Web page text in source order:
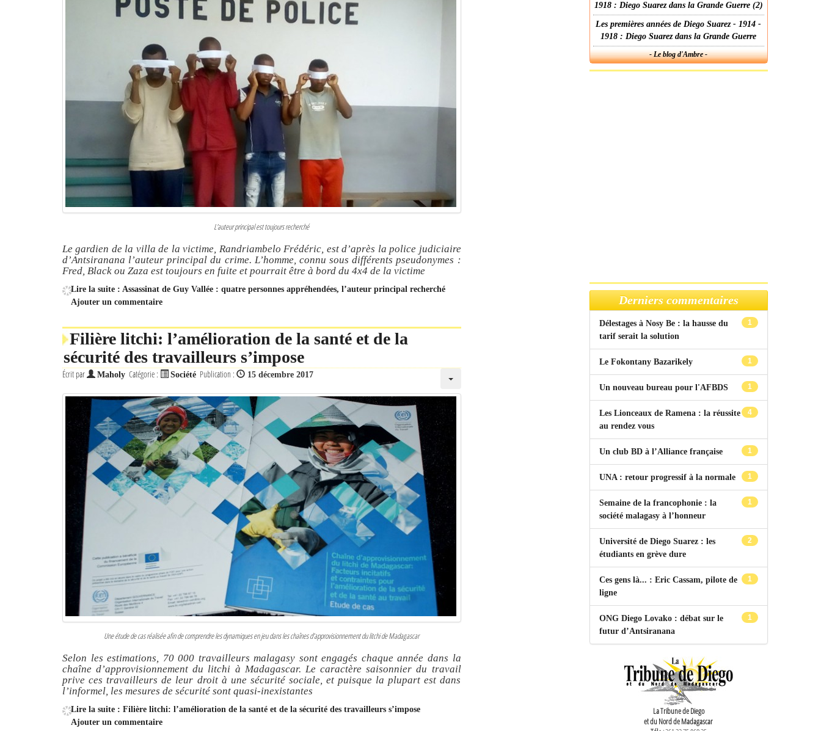
L'auteur principal est toujours recherché
Le gardien de la villa de la victime, Randriambelo Frédéric, est d’après la police judiciaire
d’Antsiranana l’auteur principal du crime. L’homme, connu sous différents pseudonymes :
Fred, Black ou Zaza est toujours en fuite et pourrait être à bord du 4x4 de la victime
Lire la suite : Assassinat de Guy Vallée : quatre personnes appréhendées, l’auteur principal recherché
Ajouter un commentaire
Filière litchi: l’amélioration de la santé et de la
sécurité des travailleurs s’impose
Écrit par Maholy Catégorie : Société Publication : 15 décembre 2017
Une étude de cas réalisée afin de comprendre les dynamiques en jeu dans les chaînes d’approvisionnement du litchi de Madagascar
Selon les estimations, 70 000 travailleurs malagasy sont engagés chaque année dans la
chaîne d’approvisionnement du litchi à Madagascar. Le caractère saisonnier du travail
prive ces travailleurs de leur droit à une sécurité sociale, et puisque la plupart est dans
l’informel, les mesures de sécurité sont quasi-inexistantes
Lire la suite : Filière litchi: l’amélioration de la santé et de la sécurité des travailleurs s’impose
Ajouter un commentaire
1918 : Diego Suarez dans la Grande Guerre (2)
Les premières années de Diego Suarez - 1914 -
1918 : Diego Suarez dans la Grande Guerre
- Le blog d'Ambre -
Derniers commentaires
1
Délestages à Nosy Be : la hausse du
tarif serait la solution
1
Le Fokontany Bazarikely
1
Un nouveau bureau pour l'AFBDS
4
Les Lionceaux de Ramena : la réussite
au rendez vous
1
Un club BD à l’Alliance française
1
UNA : retour progressif à la normale
1
Semaine de la francophonie : la
société malagasy à l’honneur
2
Université de Diego Suarez : les
étudiants en grève dure
1
Ces gens là... : Eric Cassam, pilote de
ligne
1
ONG Diego Lovako : débat sur le
futur d’Antsiranana
La Tribune de Diego
et du Nord de Madagascar